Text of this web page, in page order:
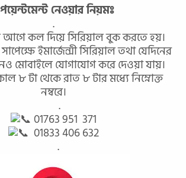
নেওয়ার নিয়মঃ
.
কল দিয়ে সিরিয়াল বুক করতে হয়।
ইমার্জেন্সী সিরিয়াল তথা যেদিনের
মোবাইলে যোগাযোগ করে দেওয়া যায়।
৮ টা থেকে রাত ৮ টার মধ্যে নিম্নোক্ত
নম্বরে।
.
01763 951 371
01833 406 632
.